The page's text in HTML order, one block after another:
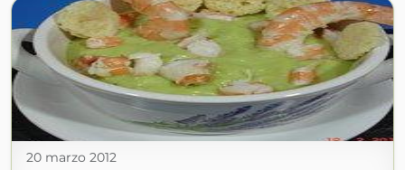
20 marzo 2012